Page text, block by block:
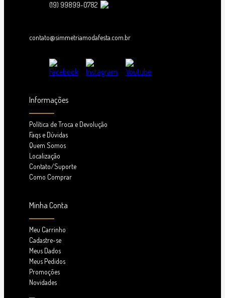
(19) 99899-0782
contato@simmetriamodafesta.com.br
Informações
Política de Troca e Devolução
Faqs e Dúvidas
Quem Somos
Localização
Contato/Suporte
Como Comprar
Minha Conta
Meu Carrinho
Cadastre-se
Meus Dados
Meus Pedidos
Promoções
Novidades